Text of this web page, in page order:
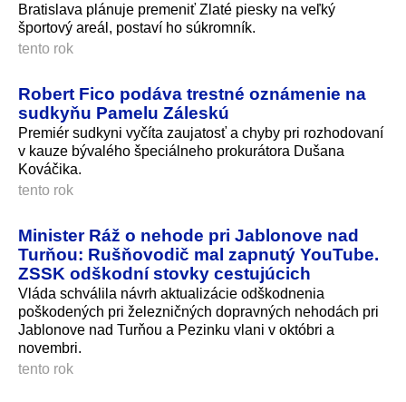
Bratislava plánuje premeniť Zlaté piesky na veľký
športový areál, postaví ho súkromník.
tento rok
Robert Fico podáva trestné oznámenie na
sudkyňu Pamelu Záleskú
Premiér sudkyni vyčíta zaujatosť a chyby pri rozhodovaní
v kauze bývalého špeciálneho prokurátora Dušana
Kováčika.
tento rok
Minister Ráž o nehode pri Jablonove nad
Turňou: Rušňovodič mal zapnutý YouTube.
ZSSK odškodní stovky cestujúcich
Vláda schválila návrh aktualizácie odškodnenia
poškodených pri železničných dopravných nehodách pri
Jablonove nad Turňou a Pezinku vlani v októbri a
novembri.
tento rok